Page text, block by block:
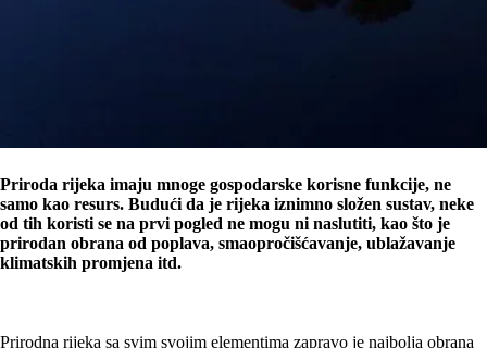
Priroda rijeka imaju mnoge gospodarske korisne funkcije, ne
samo kao resurs. Budući da je rijeka iznimno složen sustav, neke
od tih koristi se na prvi pogled ne mogu ni naslutiti, kao što je
prirodan obrana od poplava, smaopročišćavanje, ublažavanje
klimatskih promjena itd.
Prirodna rijeka sa svim svojim elementima zapravo je najbolja obrana